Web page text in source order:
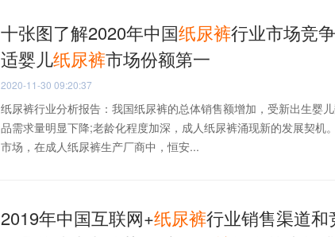
十张图了解2020年中国纸尿裤行业市场竞
适婴儿纸尿裤市场份额第一
2020-11-30 09:20:37
纸尿裤行业分析报告：我国纸尿裤的总体销售额增加，受新出生婴
品需求量明显下降;老龄化程度加深，成人纸尿裤涌现新的发展契机
市场，在成人纸尿裤生产厂商中，恒安...
2019年中国互联网+纸尿裤行业销售渠道和